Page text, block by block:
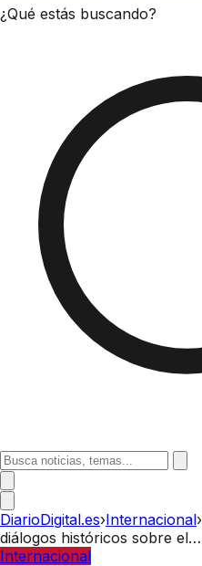
¿Qué estás buscando?
DiarioDigital.es›Internacional›
diálogos históricos sobre el…
Internacional